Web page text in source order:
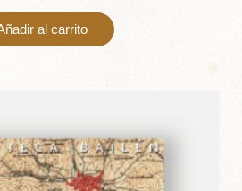
al carrito